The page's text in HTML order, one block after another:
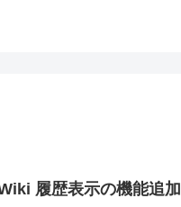
履歴表示の機能追加